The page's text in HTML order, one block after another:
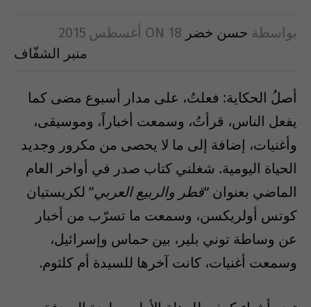
بواسطة حسن خضر ON 18 أغسطس 2015
منبر الشفّاف
أصلُ الحكاية: فعلتُ، على مدار أسبوع مضى كما
يفعل الناس، قرأتُ، وسمعت أخباراً، وموسيقى،
وأغنيات، إضافة إلى ما لا يحصى من مكرور وجديد
الحياة اليومية. شغلني كتاب صدر في أواخر العام
الماضي بعنوان “قطر والربيع العربي” لكريستيان
كوتس أولريكسن، وسمعت ما تسرّب من أخبار
عن وساطة توني بلير، بين حماس وإسرائيل،
وسمعت أغنيات، كانت آخرها للسيدة أم كلثوم.